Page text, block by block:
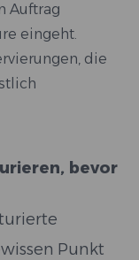
Auftrag
eingeht.
die
bevor
Punkt